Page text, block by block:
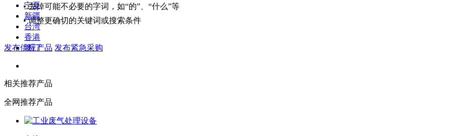
宁夏
新疆
台湾
香港
澳门
• 去掉可能不必要的字词，如“的”、“什么”等
• 调整更确切的关键词或搜索条件
发布供应产品 发布紧急采购
相关推荐产品
全网推荐产品